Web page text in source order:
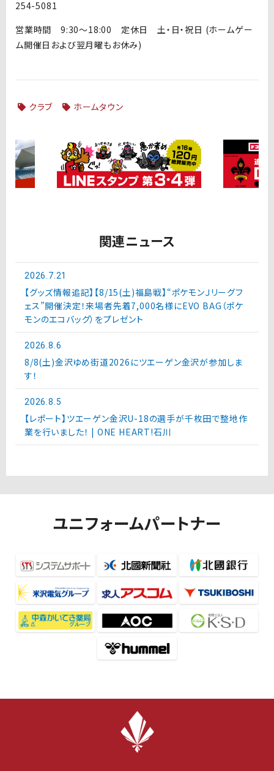
254-5081
営業時間 9:30～18:00 定休日 土・日・祝日 (ホームゲー
ム開催日および翌月曜もお休み)
クラブ ホームタウン
関連ニュース
2026.7.21
【グッズ情報追記】【8/15(土)福島戦】“ポケモンＪリーグフ
ェス”開催決定！来場者先着7,000名様にEVO BAG（ポケ
モンのエコバッグ）をプレゼント
2026.8.6
8/8(土)金沢ゆめ街道2026にツエーゲン金沢が参加しま
す！
2026.8.5
【レポート】ツエーゲン金沢U-18の選手が千枚田で整地作
業を行いました！ | ONE HEART!石川
ユニフォームパートナー